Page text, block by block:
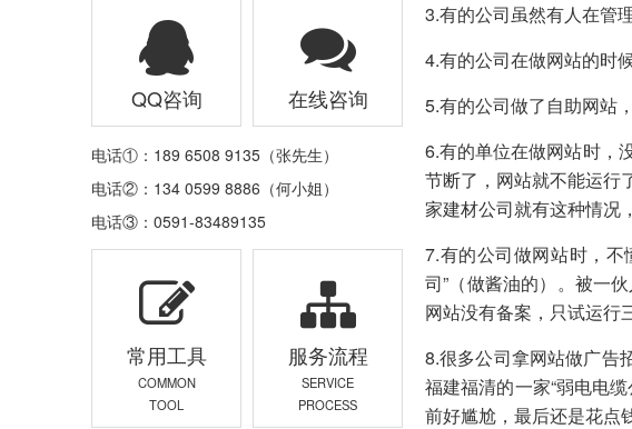
QQ咨询 在线咨询
电话①：189 6508 9135（张先生）
电话②：134 0599 8886（何小姐）
电话③：0591-83489135
常用工具
COMMON
TOOL
服务流程
SERVICE
PROCESS
3.有的公司虽然有人在管
4.有的公司在做网站的时
5.有的公司做了自助网站
6.有的单位在做网站时，
节断了，网站就不能运行
家建材公司就有这种情况
7.有的公司做网站时，
司”（做酱油的）。被一
网站没有备案，只试运行
8.很多公司拿网站做广告
福建福清的一家“弱电电
前好尴尬，最后还是花点